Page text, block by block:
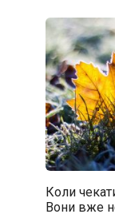
Коли
Вони вже